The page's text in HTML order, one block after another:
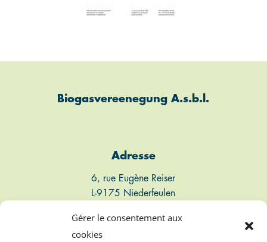
Gérer le consentement aux
cookies
Biogasvereenegung A.s.b.l.
Adresse
6, rue Eugène Reiser
L-9175 Niederfeulen